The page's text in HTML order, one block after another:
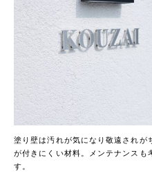
塗り壁は汚れが気になり敬遠されが
が付きにくい材料。メンテナンスも
す。